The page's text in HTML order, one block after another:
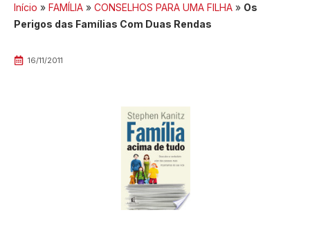
Início » FAMÍLIA » CONSELHOS PARA UMA FILHA » Os
Perigos das Famílias Com Duas Rendas
16/11/2011